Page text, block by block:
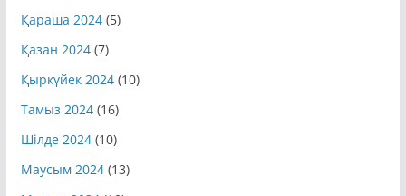
Қараша 2024(5)
Қазан 2024(7)
Қыркүйек 2024(10)
Тамыз 2024(16)
Шілде 2024(10)
Маусым 2024(13)